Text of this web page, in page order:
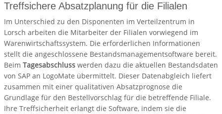
Treffsichere Absatzplanung für die Filialen
Im Unterschied zu den Disponenten im Verteilzentrum in
Lorsch arbeiten die Mitarbeiter der Filialen vorwiegend im
Warenwirtschaftssystem. Die erforderlichen Informationen
stellt die angeschlossene Bestandsmanagementsoftware bereit.
Beim Tagesabschluss werden dazu die aktuellen Bestandsdaten
von SAP an LogoMate übermittelt. Dieser Datenabgleich liefert
zusammen mit einer qualitativen Absatzprognose die
Grundlage für den Bestellvorschlag für die betreffende Filiale.
Ihre Treffsicherheit erlangt die Software, indem sie die